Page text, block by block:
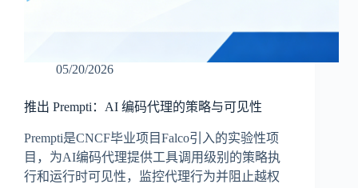
05/20/2026
推出 Prempti：AI 编码代理的策略与可见性
Prempti是CNCF毕业项目Falco引入的实验性项
目，为AI编码代理提供工具调用级别的策略执
行和运行时可见性，监控代理行为并阻止越权